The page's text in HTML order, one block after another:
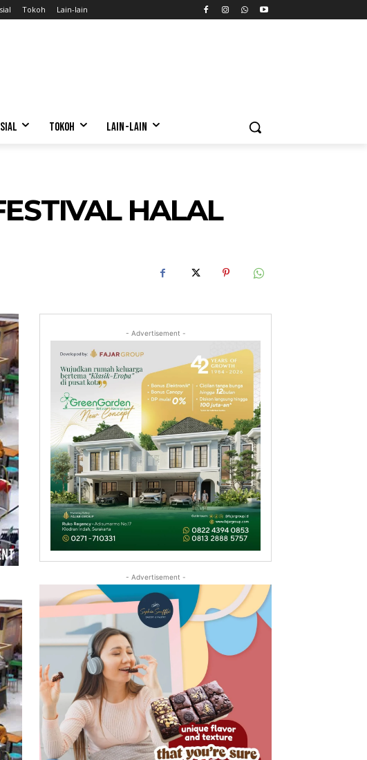
Tokoh Lain-lain
TOKOH LAIN-LAIN
HALAL
- Advertisement -
- Advertisement -